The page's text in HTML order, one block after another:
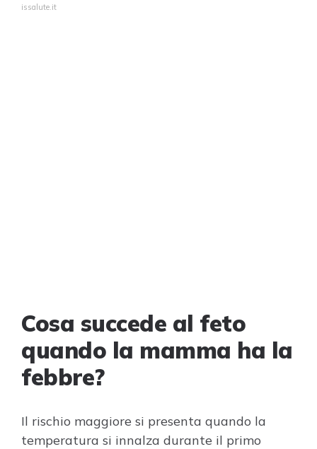
issalute.it
Cosa succede al feto
quando la mamma ha la
febbre?
Il rischio maggiore si presenta quando la
temperatura si innalza durante il primo